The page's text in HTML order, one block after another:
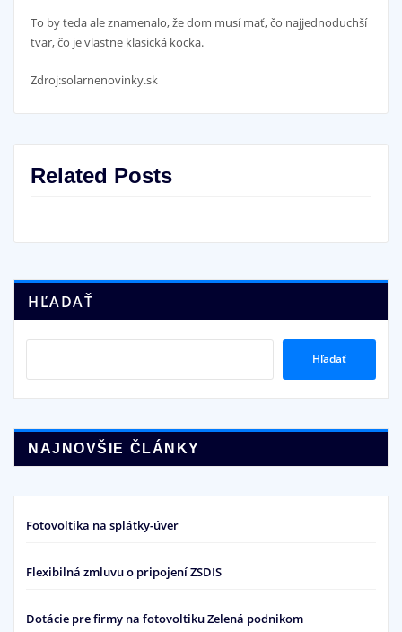
To by teda ale znamenalo, že dom musí mať, čo najjednoduchší
tvar, čo je vlastne klasická kocka.
Zdroj:solarnenovinky.sk
Related Posts
HĽADAŤ
Hľadať
NAJNOVŠIE ČLÁNKY
Fotovoltika na splátky-úver
Flexibilná zmluvu o pripojení ZSDIS
Dotácie pre firmy na fotovoltiku Zelená podnikom